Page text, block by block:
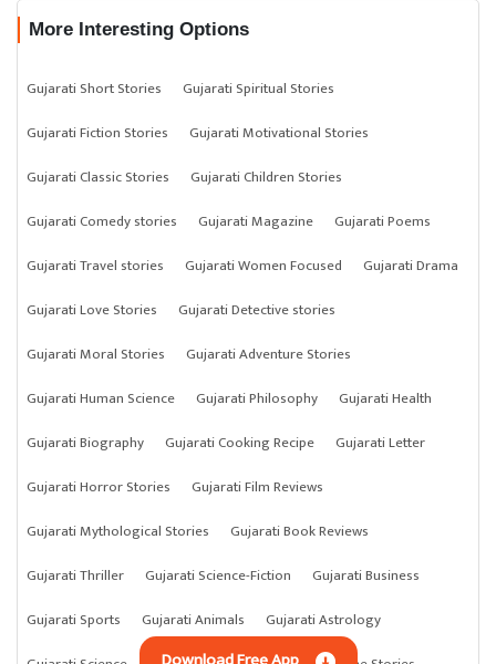
More Interesting Options
Gujarati Short Stories
Gujarati Spiritual Stories
Gujarati Fiction Stories
Gujarati Motivational Stories
Gujarati Classic Stories
Gujarati Children Stories
Gujarati Comedy stories
Gujarati Magazine
Gujarati Poems
Gujarati Travel stories
Gujarati Women Focused
Gujarati Drama
Gujarati Love Stories
Gujarati Detective stories
Gujarati Moral Stories
Gujarati Adventure Stories
Gujarati Human Science
Gujarati Philosophy
Gujarati Health
Gujarati Biography
Gujarati Cooking Recipe
Gujarati Letter
Gujarati Horror Stories
Gujarati Film Reviews
Gujarati Mythological Stories
Gujarati Book Reviews
Gujarati Thriller
Gujarati Science-Fiction
Gujarati Business
Gujarati Sports
Gujarati Animals
Gujarati Astrology